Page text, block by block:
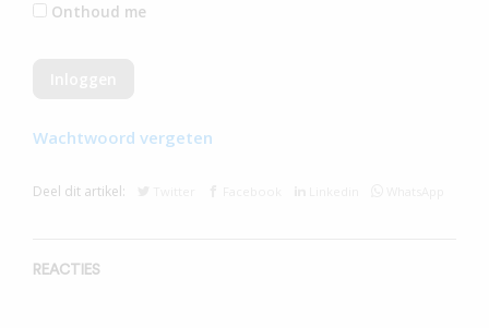
Onthoud me
Wachtwoord vergeten
Deel dit artikel:
REACTIES